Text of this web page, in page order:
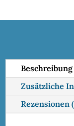
n
i
v
Beschreibung
Zusätzliche
Rezensionen